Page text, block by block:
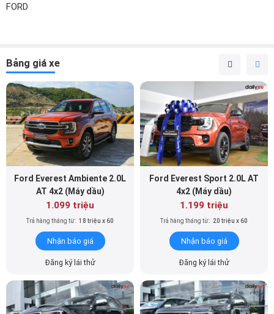
FORD
Bảng giá xe
Ford Everest Ambiente 2.0L
AT 4x2 (Máy dầu)
1.099 triệu
Trả hàng tháng từ: 18 triệu x 60
Nhận báo giá
Đăng ký lái thử
Ford Everest Sport 2.0L AT
4x2 (Máy dầu)
1.199 triệu
Trả hàng tháng từ: 20 triệu x 60
Nhận báo giá
Đăng ký lái thử